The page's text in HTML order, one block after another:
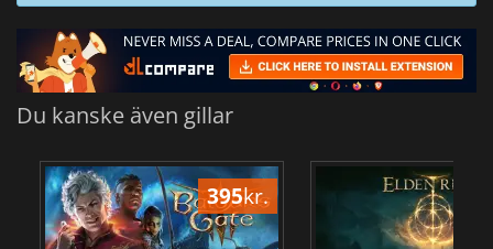
Du kanske även gillar
395kr.